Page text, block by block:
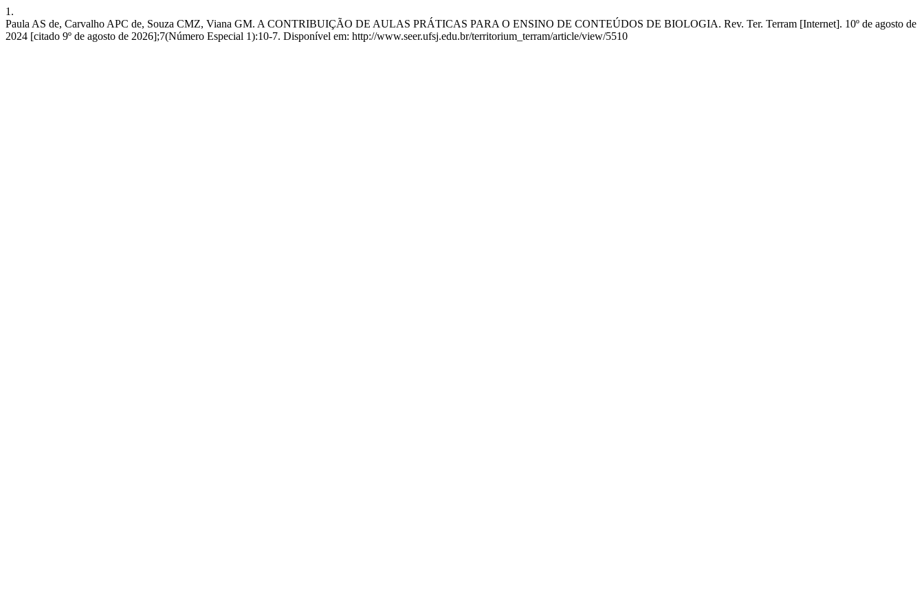
1.
Paula AS de, Carvalho APC de, Souza CMZ, Viana GM. A CONTRIBUIÇÃO DE AULAS PRÁTICAS PARA O ENSINO DE CONTEÚDOS DE BIOLOGIA. Rev. Ter. Terram [Internet]. 10º de agosto de
2024 [citado 9º de agosto de 2026];7(Número Especial 1):10-7. Disponível em: http://www.seer.ufsj.edu.br/territorium_terram/article/view/5510